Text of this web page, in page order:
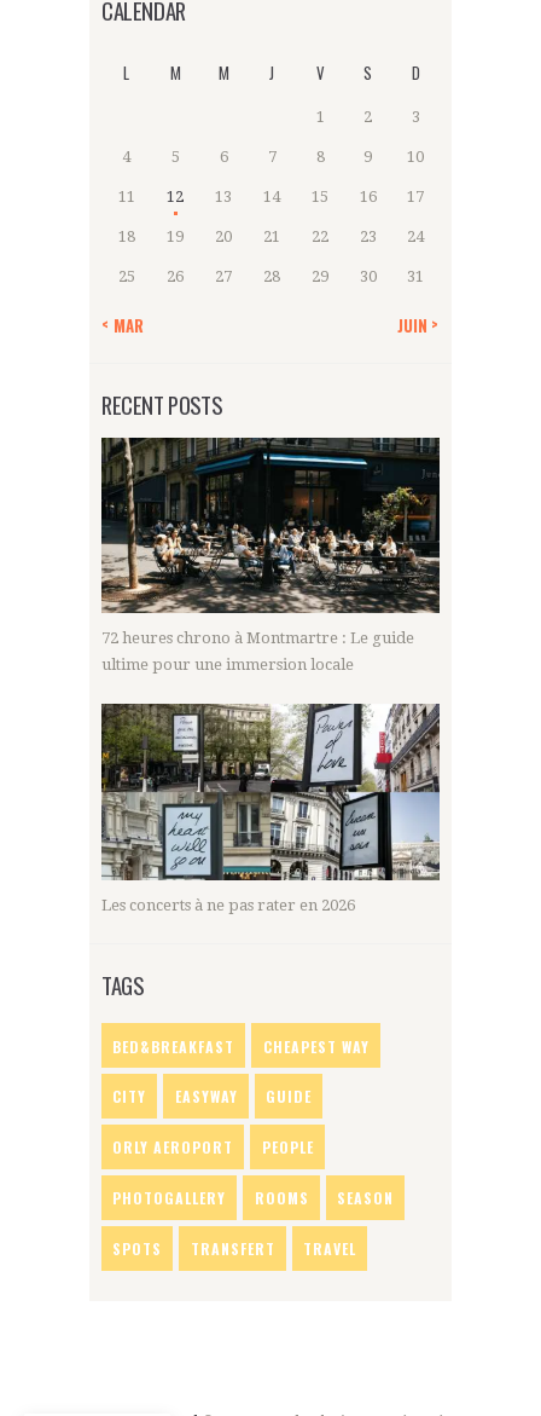
CALENDAR
L M M J V S D
1 2 3
4 5 6 7 8 9 10
11 12 13 14 15 16 17
18 19 20 21 22 23 24
25 26 27 28 29 30 31
« MAR JUIN »
RECENT POSTS
72 heures chrono à Montmartre : Le guide
ultime pour une immersion locale
Les concerts à ne pas rater en 2026
TAGS
BED&BREAKFAST CHEAPEST WAY
CITY EASYWAY GUIDE
ORLY AEROPORT PEOPLE
PHOTOGALLERY ROOMS SEASON
SPOTS TRANSFERT TRAVEL